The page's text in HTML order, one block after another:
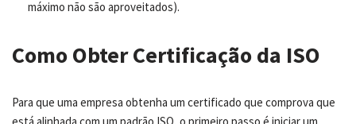
máximo não são aproveitados).
Como Obter Certificação da ISO
Para que uma empresa obtenha um certificado que comprova que